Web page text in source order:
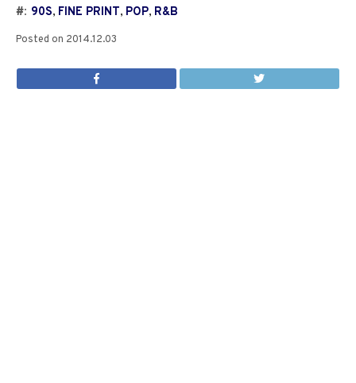
#: 90S, FINE PRINT, POP, R&B
Posted on 2014.12.03